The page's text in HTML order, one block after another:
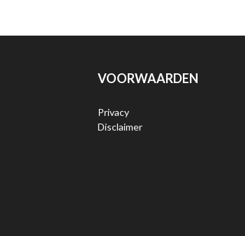
VOORWAARDEN
Privacy
Disclaimer